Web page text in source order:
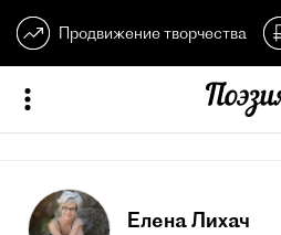
Продвижение творчества
Елена Лихач